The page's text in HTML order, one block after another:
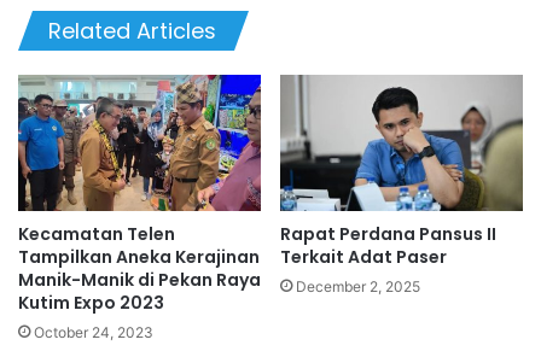
Related Articles
Kecamatan Telen
Tampilkan Aneka Kerajinan
Manik-Manik di Pekan Raya
Kutim Expo 2023
October 24, 2023
Rapat Perdana Pansus II
Terkait Adat Paser
December 2, 2025